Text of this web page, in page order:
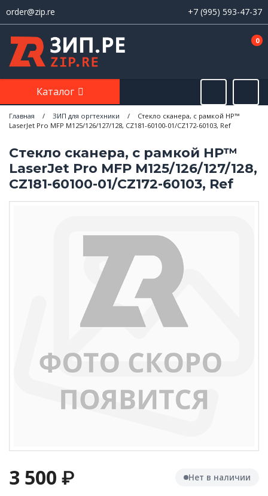
order@zip.re +7 (995) 593-47-37
0
Каталог
Главная / ЗИП для оргтехники /
Стекло сканера, с рамкой HP™
LaserJet Pro MFP M125/126/127/128, CZ181-60100-01/CZ172-60103, Ref
Стекло сканера, с рамкой HP™
LaserJet Pro MFP M125/126/127/128,
CZ181-60100-01/CZ172-60103, Ref
3 500 ₽ Нет в наличии